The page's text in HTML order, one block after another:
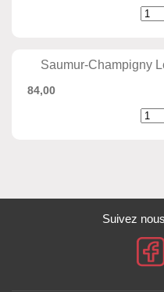
Saumur-Champigny
84,00
Suivez